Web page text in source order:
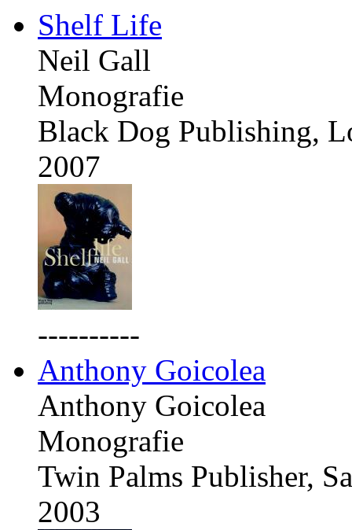
Shelf Life
Neil Gall
Monografie
Black Dog Publishing,
2007
----------
Anthony Goicolea
Anthony Goicolea
Monografie
Twin Palms Publisher,
2003